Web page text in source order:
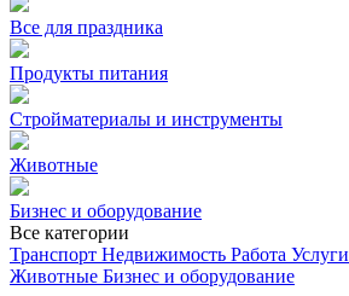
Все для праздника
Продукты питания
Стройматериалы и инструменты
Животные
Бизнес и оборудование
Все категории
Транспорт Недвижимость Работа Услуги
Животные Бизнес и оборудование